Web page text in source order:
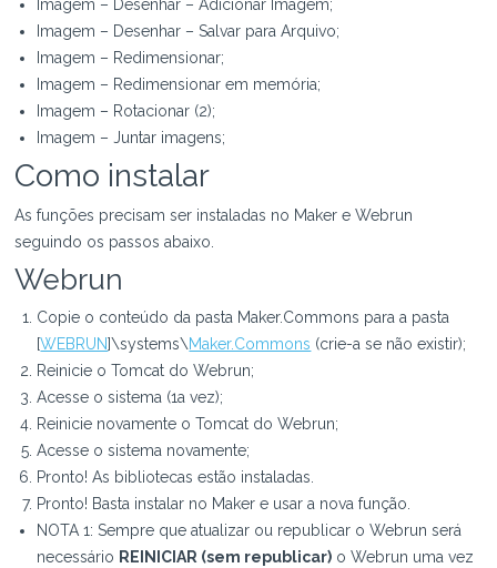
Imagem – Desenhar – Adicionar Imagem;
Imagem – Desenhar – Salvar para Arquivo;
Imagem – Redimensionar;
Imagem – Redimensionar em memória;
Imagem – Rotacionar (2);
Imagem – Juntar imagens;
Como instalar
As funções precisam ser instaladas no Maker e Webrun
seguindo os passos abaixo.
Webrun
Copie o conteúdo da pasta Maker.Commons para a pasta
[WEBRUN]\systems\Maker.Commons (crie-a se não existir);
Reinicie o Tomcat do Webrun;
Acesse o sistema (1a vez);
Reinicie novamente o Tomcat do Webrun;
Acesse o sistema novamente;
Pronto! As bibliotecas estão instaladas.
Pronto! Basta instalar no Maker e usar a nova função.
NOTA 1: Sempre que atualizar ou republicar o Webrun será
necessário REINICIAR (sem republicar) o Webrun uma vez